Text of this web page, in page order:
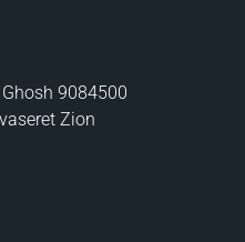
9084500
Zion